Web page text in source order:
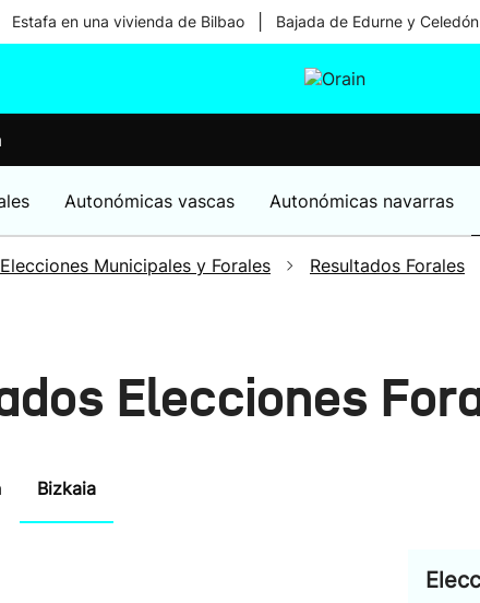
Estafa en una vivienda de Bilbao Bajada de Edurne y
Autonómicas vascas Autonómicas navarras
Elecciones Municipales y Forales Resultados Forales
Elecciones
Bizkaia